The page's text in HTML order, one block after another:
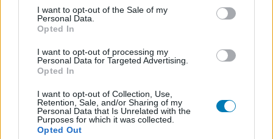
consent section.
I want to opt-out of the Sale of my
Personal Data.
Opted In
I want to opt-out of processing my
Personal Data for Targeted Advertising.
Opted In
I want to opt-out of Collection, Use,
Retention, Sale, and/or Sharing of my
Personal Data that Is Unrelated with the
Purposes for which it was collected.
Opted Out
36,62€
36,92€
Windows 10 Pro + MS Office 2019 Pro Keys - Bundle
32,07€
Verhetetlen árú kedvezmények
Windows 10 Professional - 50 Keys